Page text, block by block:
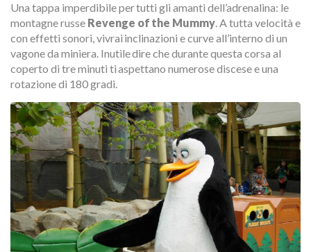
Una tappa imperdibile per tutti gli amanti dell’adrenalina: le
montagne russe Revenge of the Mummy. A tutta velocità e
con effetti sonori, vivrai inclinazioni e curve all’interno di un
vagone da miniera. Inutile dire che durante questa corsa al
coperto di tre minuti ti aspettano numerose discese e una
rotazione di 180 gradi.